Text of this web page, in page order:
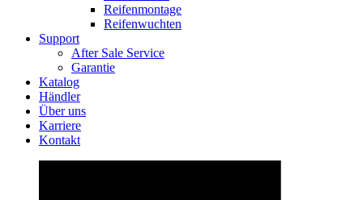
Reifenmontage
Reifenwuchten
Support
After Sale Service
Garantie
Katalog
Händler
Über uns
Karriere
Kontakt